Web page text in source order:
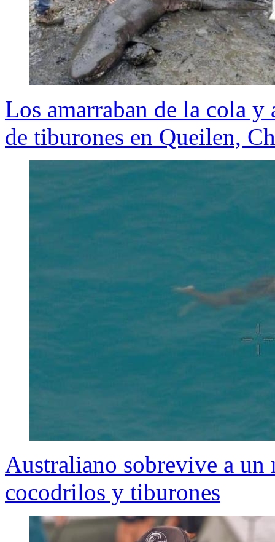
Los amarraban de la cola y
de tiburones en Queilen,
Australiano sobrevive a un
cocodrilos y tiburones